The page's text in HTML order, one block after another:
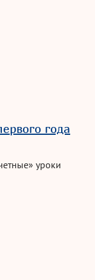
года
уроки